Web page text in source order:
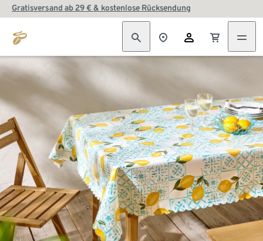
Gratisversand ab 29 € & kostenlose Rücksendung